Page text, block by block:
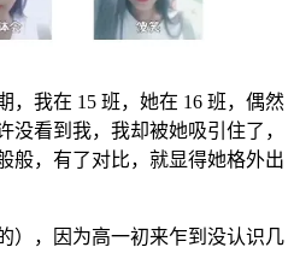
，我在 15 班，她在 16 班，偶然
没看到我，我却被她吸引住了，
般，有了对比，就显得她格外出
），因为高一初来乍到没认识几